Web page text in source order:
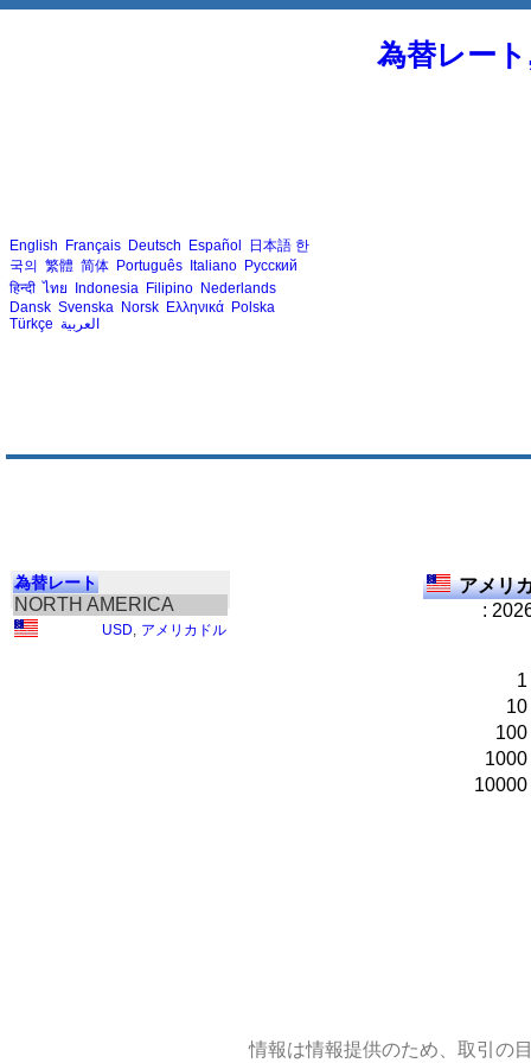
為替レー
English Français Deutsch Español 日本語 한
국의 繁體 简体 Português Italiano Русский
हिन्दी ไทย Indonesia Filipino Nederlands
Dansk Svenska Norsk Ελληνικά Polska
Türkçe العربية
為替レート
NORTH AMERICA
USD アメリカドル
アメリ
:
1
10
100
1000
10000
情報は情報提供のため、取引の